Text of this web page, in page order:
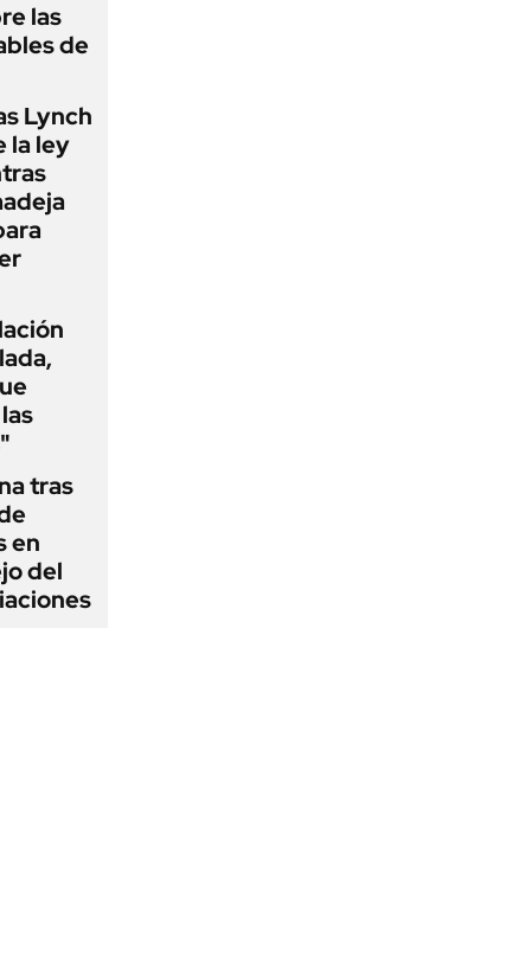
las
de
Lynch
la ley
tras
en
del